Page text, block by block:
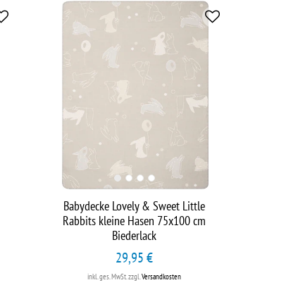
Babydecke Lovely & Sweet Little
Rabbits kleine Hasen 75x100 cm
Biederlack
29,95 €
inkl. ges. MwSt.zzgl.Versandkosten